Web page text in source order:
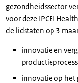
gezondheidssector
voor deze IPCEI
de lidstaten op 3
innovatie en
innovatie op het